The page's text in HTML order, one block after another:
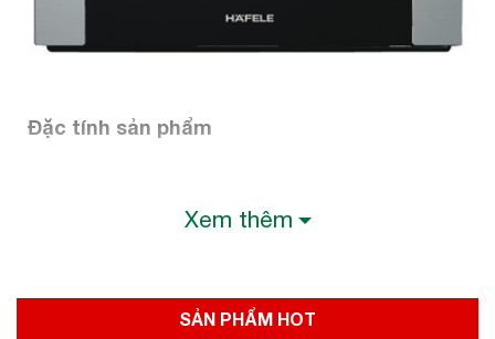
Đặc tính sản phẩm
+ Dung tích: 65 lít
+ Điều khiển bằng núm vặn
Xem thêm
SẢN PHẨM HOT